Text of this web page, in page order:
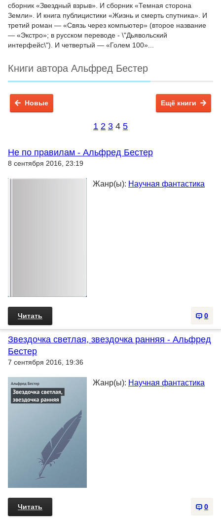
сборник «Звездный взрыв». И сборник «Темная сторона
Земли». И книга публицистики «Жизнь и смерть спутника». И
третий роман — «Связь через компьютер» (второе название
— «Экстро»; в русском переводе - \"Дьявольский
интерфейс\"). И четвертый — «Голем 100»...
Книги автора Альфред Бестер
Новые Ещё книги
1 2 3 4 5
Не по правилам - Альфред Бестер
8 сентября 2016, 23:19
Жанр(ы): Научная фантастика
0
Читать
Звездочка светлая, звездочка ранняя - Альфред
Бестер
7 сентября 2016, 19:36
Жанр(ы): Научная фантастика
0
Читать